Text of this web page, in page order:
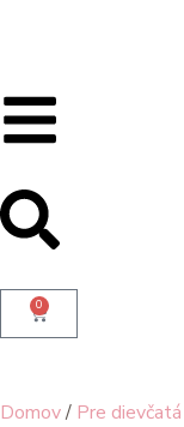
0
Domov/ Pre dievčatá